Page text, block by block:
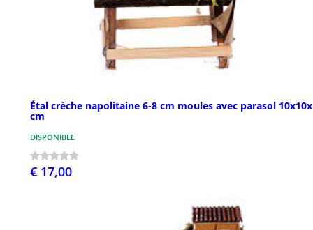
Étal crèche napolitaine 6-8 cm moules avec parasol
cm
DISPONIBLE
€ 17,00